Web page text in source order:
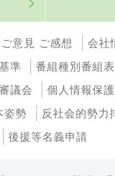
ご意見 ご感想
会社
準
番組種別番組表
議会
個人情報保
姿勢
反社会的勢力
後援等名義申請